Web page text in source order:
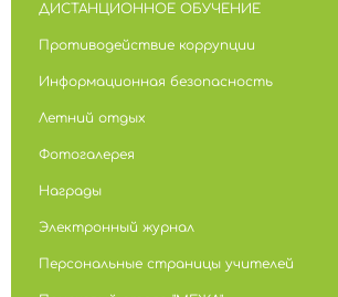
ДИСТАНЦИОННОЕ ОБУЧЕНИЕ
Противодействие коррупции
Информационная безопасность
Летний отдых
Фотогалерея
Награды
Электронный журнал
Персональные страницы учителей